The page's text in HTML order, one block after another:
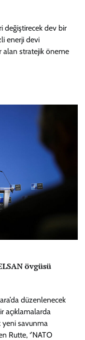
değiştirecek dev bir
enerji devi
alan stratejik öneme
övgüsü
düzenlenecek
açıklamalarda
yeni savunma
Rutte, ‘’NATO